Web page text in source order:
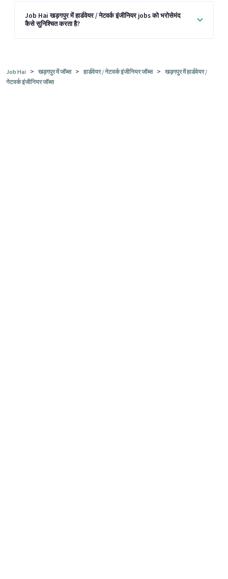
Job Hai खड़गपुर में हार्डवेयर / नेटवर्क इंजीनियर jobs को भरोसेमंद
कैसे सुनिश्चित करता है?
Job Hai > खड़गपुर में जॉब्स > हार्डवेयर / नेटवर्क इंजीनियर जॉब्स > खड़गपुर में हार्डवेयर /
नेटवर्क इंजीनियर जॉब्स